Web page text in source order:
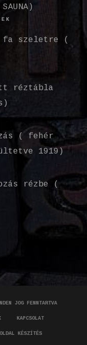
fa szeletre (
réztábla
( fehér
1919)
rézbe (
JOG FENNTARTVA
KAPCSOLAT
KÉSZÍTÉS